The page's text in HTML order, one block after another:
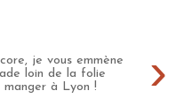
›
je vous emmène
loin de la folie
manger à Lyon !